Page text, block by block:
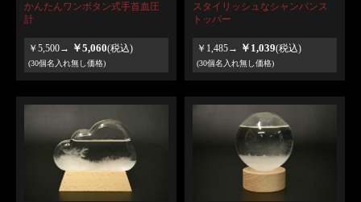
かんたんワンボタン式手首血圧
計
￥5,500→ ￥5,060(税込)
(30個名入れ無し価格)
スタイリッシュなシャンパンス
トッパー
￥1,485→ ￥1,039(税込)
(30個名入れ無し価格)